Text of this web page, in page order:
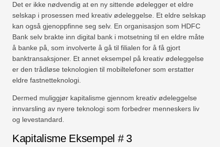
Det er ikke nødvendig at en ny sittende ødelegger et eldre
selskap i prosessen med kreativ ødeleggelse. Et eldre selskap
kan også gjenoppfinne seg selv. En organisasjon som HDFC
Bank selv brakte inn digital bank i motsetning til en eldre måte
å banke på, som involverte å gå til filialen for å få gjort
banktransaksjoner. Et annet eksempel på kreativ ødeleggelse
er den trådløse teknologien til mobiltelefoner som erstatter
eldre fastnetteknologi.
Dermed muliggjør kapitalisme gjennom kreativ ødeleggelse
innvarsling av nyere teknologi som forbedrer menneskers liv
og levestandard.
Kapitalisme Eksempel # 3